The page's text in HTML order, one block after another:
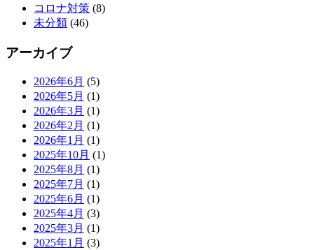
コロナ対策 (8)
未分類 (46)
アーカイブ
2026年6月 (5)
2026年5月 (1)
2026年3月 (1)
2026年2月 (1)
2026年1月 (1)
2025年10月 (1)
2025年8月 (1)
2025年7月 (1)
2025年6月 (1)
2025年4月 (3)
2025年3月 (1)
2025年1月 (3)